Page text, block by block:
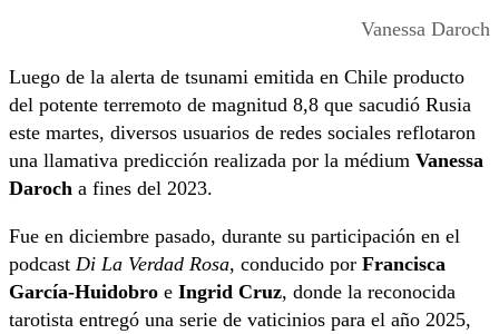
Vanessa Daroch
Luego de la alerta de tsunami emitida en Chile producto
del potente terremoto de magnitud 8,8 que sacudió Rusia
este martes, diversos usuarios de redes sociales reflotaron
una llamativa predicción realizada por la médium Vanessa
Daroch a fines del 2023.
Fue en diciembre pasado, durante su participación en el
podcast Di La Verdad Rosa, conducido por Francisca
García-Huidobro e Ingrid Cruz, donde la reconocida
tarotista entregó una serie de vaticinios para el año 2025,